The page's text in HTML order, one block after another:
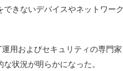
できないデバイスやネットワー
用およびセキュリティの専門
状況が明らかになった。